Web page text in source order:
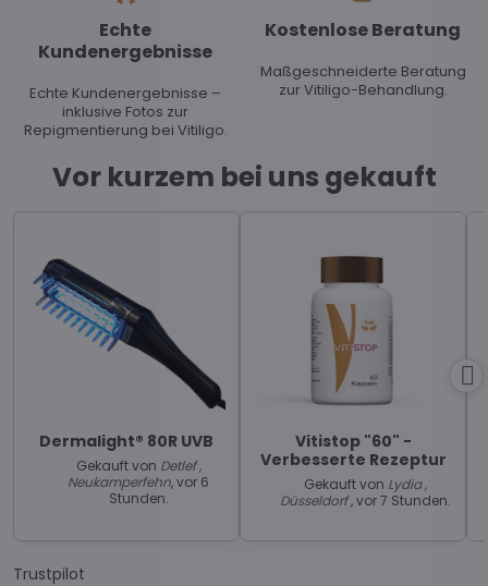
Echte
Kundenergebnisse
Echte Kundenergebnisse –
inklusive Fotos zur
Repigmentierung bei Vitiligo.
Kostenlose Beratung
Maßgeschneiderte Beratung
zur Vitiligo-Behandlung.
Vor kurzem bei uns gekauft
Dermalight® 80R UVB
Gekauft von Detlef ,
Neukamperfehn, vor 6
Stunden.
Vitistop "60" -
Verbesserte Rezeptur
Gekauft von Lydia ,
Düsseldorf, vor 7 Stunden.
Trustpilot